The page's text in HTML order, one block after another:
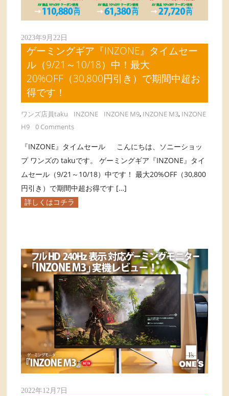
2023年9月22日
ゲーミングギア『INZONE』タイムセー
ル（9/21～10/18）中！最大
20%OFF（30,800円引き）で期間中超お
得です！
ワンズ店員taku INZONE INZONE M9, INZONE M3, INZONE
H9
0 Comments
『INZONE』タイムセール こんにちは、ソニーショッ
プ ワンズの takuです。 ゲーミングギア『INZONE』タイ
ムセール（9/21～10/18）中です！ 最大20%OFF（30,800
円引き）で期間中超お得です […]
詳しくはコチラ
2022年12月7日